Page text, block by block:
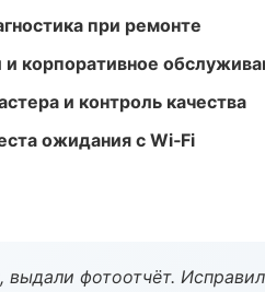
при ремонте
корпоративное
и контроль качества
ожидания с Wi‑Fi
выдали фотоотчёт.